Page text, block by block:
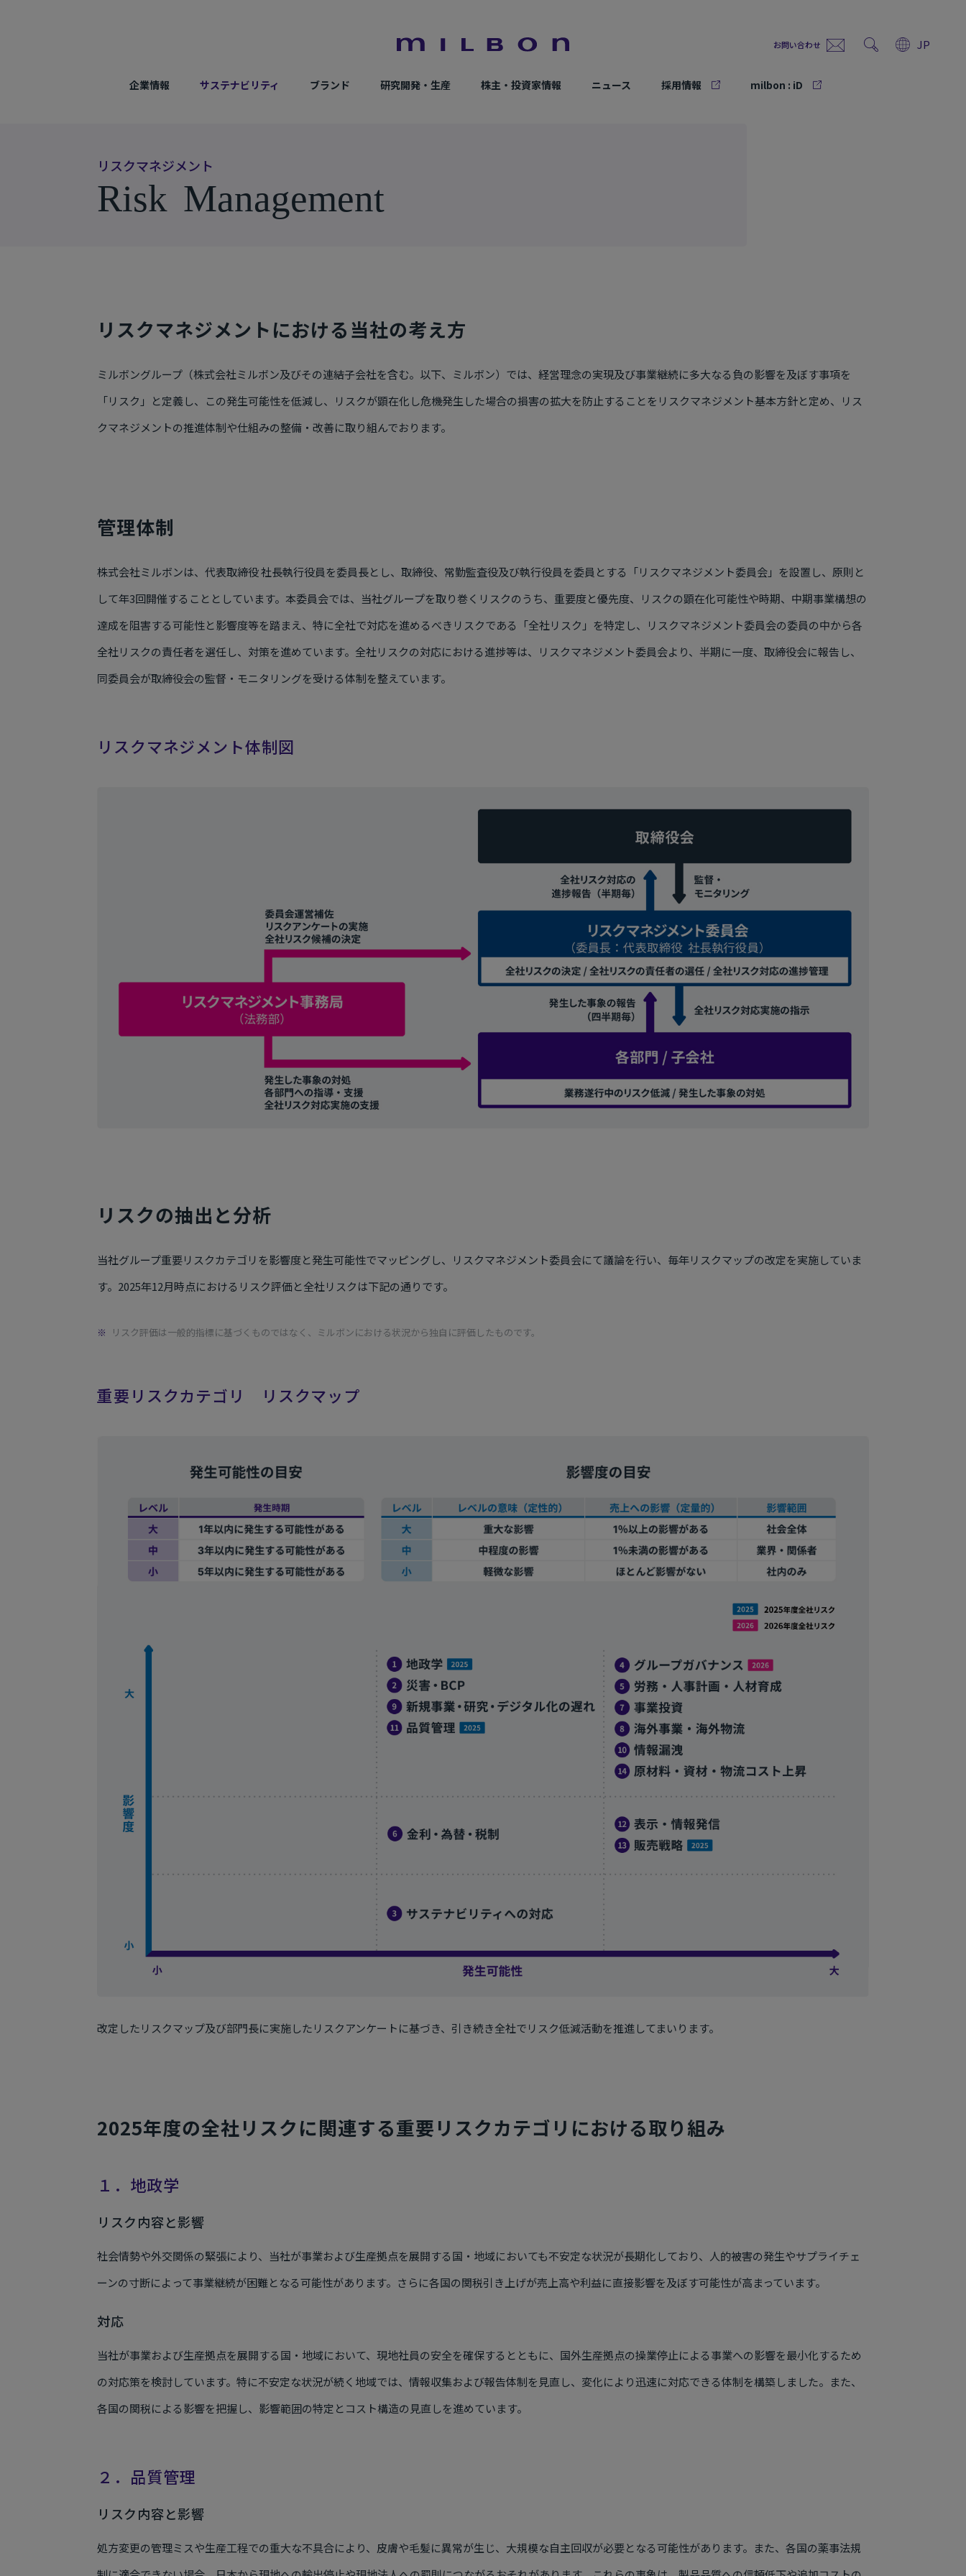
お問い合わせ JP
milbon : iD
企業情報 サステナビリティ ブランド 研究開発・生産 株主・投資家情報 ニュース 採用情報
リ スクマネジメン ト
Risk Management
リスクマネジメントにおける当社の考え方
ミルボングループ（株式会社ミルボン及びその連結子会社を含む。以下、ミルボン）では、経営理念の実現及び事業継続に多大なる負の影響を及ぼす事項を
「リスク」と定義し、この発生可能性を低減し、リスクが顕在化し危機発生した場合の損害の拡大を防止することをリスクマネジメント基本方針と定め、リス
クマネジメントの推進体制や仕組みの整備・改善に取り組んでおります。
管理体制
株式会社ミルボンは、代表取締役 社長執行役員を委員長とし、取締役、常勤監査役及び執行役員を委員とする「リスクマネジメント委員会」を設置し、原則と
して年3回開催することとしています。本委員会では、当社グループを取り巻くリスクのうち、重要度と優先度、リスクの顕在化可能性や時期、中期事業構想の
達成を阻害する可能性と影響度等を踏まえ、特に全社で対応を進めるべきリスクである「全社リスク」を特定し、リスクマネジメント委員会の委員の中から各
全社リスクの責任者を選任し、対策を進めています。全社リスクの対応における進捗等は、リスクマネジメント委員会より、半期に一度、取締役会に報告し、
同委員会が取締役会の監督・モニタリングを受ける体制を整えています。
リスクマネジメント体制図
リスクの抽出と分析
当社グループ重要リスクカテゴリを影響度と発生可能性でマッピングし、リスクマネジメント委員会にて議論を行い、毎年リスクマップの改定を実施していま
す。2025年12月時点におけるリスク評価と全社リスクは下記の通りです。
リスク評価は一般的指標に基づくものではなく、ミルボンにおける状況から独自に評価したものです。
重要リスクカテゴリ リスクマップ
改定したリスクマップ及び部門長に実施したリスクアンケートに基づき、引き続き全社でリスク低減活動を推進してまいります。
2025年度の全社リスクに関連する重要リスクカテゴリにおける取り組み
１．地政学
リスク内容と影響
社会情勢や外交関係の緊張により、当社が事業および生産拠点を展開する国・地域においても不安定な状況が長期化しており、人的被害の発生やサプライチェ
ーンの寸断によって事業継続が困難となる可能性があります。さらに各国の関税引き上げが売上高や利益に直接影響を及ぼす可能性が高まっています。
対応
当社が事業および生産拠点を展開する国・地域において、現地社員の安全を確保するとともに、国外生産拠点の操業停止による事業への影響を最小化するため
の対応策を検討しています。特に不安定な状況が続く地域では、情報収集および報告体制を見直し、変化により迅速に対応できる体制を構築しました。また、
各国の関税による影響を把握し、影響範囲の特定とコスト構造の見直しを進めています。
２．品質管理
リスク内容と影響
処方変更の管理ミスや生産工程での重大な不具合により、皮膚や毛髪に異常が生じ、大規模な自主回収が必要となる可能性があります。また、各国の薬事法規